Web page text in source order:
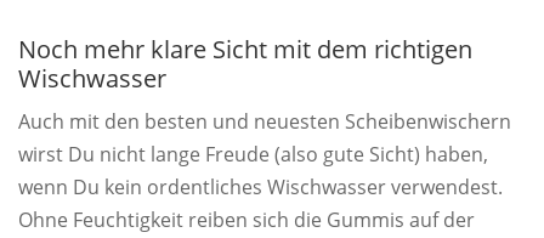
Noch mehr klare Sicht mit dem richtigen
Wischwasser
Auch mit den besten und neuesten Scheibenwischern
wirst Du nicht lange Freude (also gute Sicht) haben,
wenn Du kein ordentliches Wischwasser verwendest.
Ohne Feuchtigkeit reiben sich die Gummis auf der